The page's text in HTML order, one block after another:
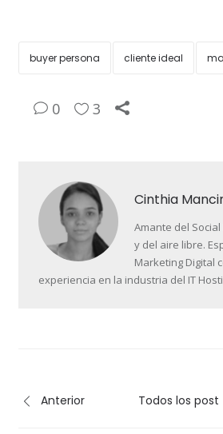
buyer persona cliente ideal
0 3
Cinthia
Amante del
y del aire libre.
Marketing Digital
experiencia en la industria del IT
Anterior Todos los post